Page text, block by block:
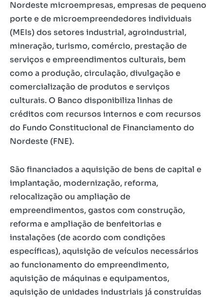
Nordeste microempresas, empresas de pequeno
porte e de microempreendedores individuais
(MEIs) dos setores industrial, agroindustrial,
mineração, turismo, comércio, prestação de
serviços e empreendimentos culturais, bem
como a produção, circulação, divulgação e
comercialização de produtos e serviços
culturais. O Banco disponibiliza linhas de
créditos com recursos internos e com recursos
do Fundo Constitucional de Financiamento do
Nordeste (FNE).
São financiados a aquisição de bens de capital e
implantação, modernização, reforma,
relocalização ou ampliação de
empreendimentos, gastos com construção,
reforma e ampliação de benfeitorias e
instalações (de acordo com condições
específicas), aquisição de veículos necessários
ao funcionamento do empreendimento,
aquisição de máquinas e equipamentos,
aquisição de unidades industriais já construídas